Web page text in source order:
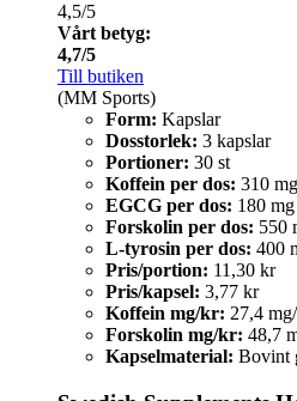
4,5/5
Vårt betyg:
4,7/5
Till butiken
(MM Sports)
Form: Kapslar
Dosstorlek: 3 kapslar
Portioner: 30 st
Koffein per dos: 310 mg
EGCG per dos: 180 mg
Forskolin per dos: 550
L-tyrosin per dos: 400
Pris/portion: 11,30 kr
Pris/kapsel: 3,77 kr
Koffein mg/kr: 27,4
Forskolin mg/kr: 48,7
Kapselmaterial: Bovint